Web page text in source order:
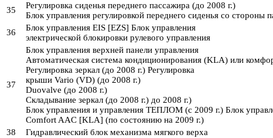
35
Регулировка сиденья переднего пассажира (до 2008 г.)
Блок управления регулировкой переднего сиденья со стороны
36
Блок управления EIS [EZS] Блок управления
электрической блокировки рулевого управления
37
Блок управления верхней панели управления
Автоматическая система кондиционирования (KLA) или
Регулировка зеркал (до 2008 г.) Регулировка
крыши Vario (VD) (до 2008 г.)
Duovalve (до 2008 г.)
Складывание зеркал (до 2008 г.) до 2008 г.)
Блок управления и управления ТЕПЛОМ (с 2009 г.) Блок
Comfort AAC [KLA] (по состоянию на 2009 г.)
38 Гидравлический блок механизма мягкого верха